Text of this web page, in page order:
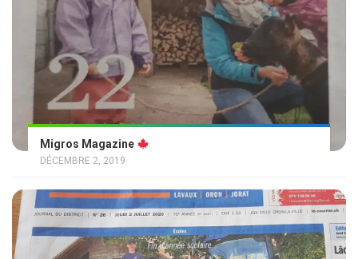
Migros Magazine
DÉCEMBRE 2, 2019